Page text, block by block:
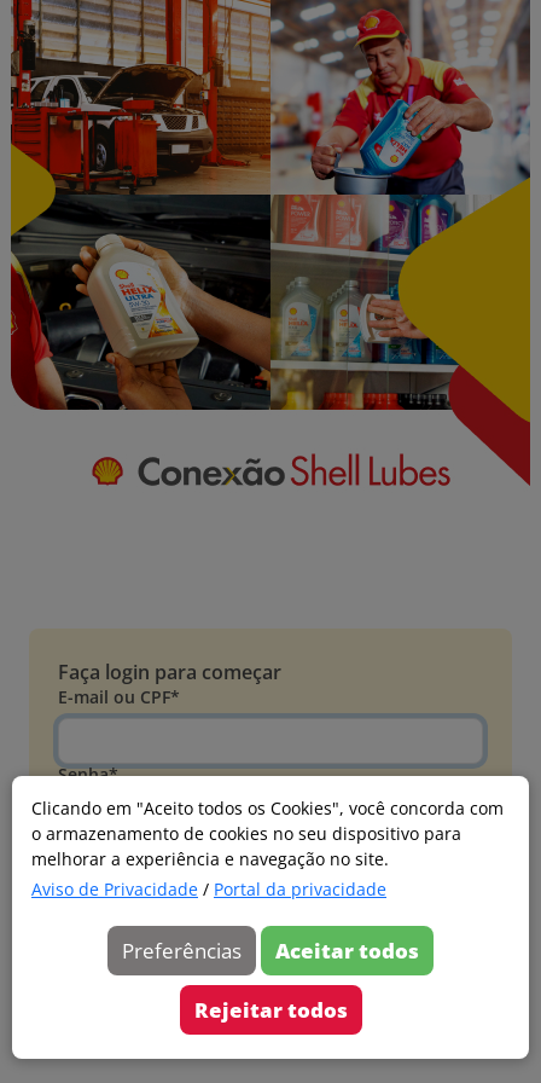
Clicando em "Aceito todos os Cookies", você concorda com
o armazenamento de cookies no seu dispositivo para
melhorar a experiência e navegação no site.
Aviso de Privacidade / Portal da privacidade
Preferências Aceitar todos
Rejeitar todos
Faça login para começar
E-mail ou CPF*
Senha*
Esqueci minha senha
Entrar
Acessar com Microsoft
Ainda não faz parte?
Cadastre-se
Versão 20260805.7